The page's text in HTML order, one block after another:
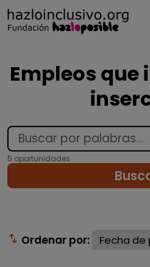
Empleos
5 oportunidades
swap_vert Ordenar por: